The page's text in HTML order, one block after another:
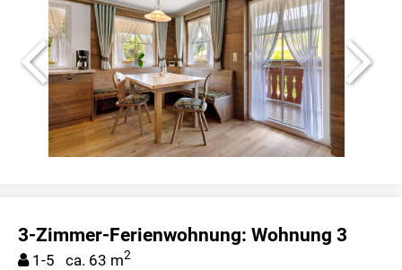
3-Zimmer-Ferienwohnung: Wohnung 3
1-5 ca. 63 m2